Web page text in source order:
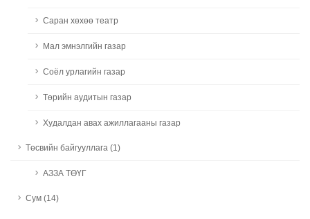
Саран хөхөө театр
Мал эмнэлгийн газар
Соёл урлагийн газар
Төрийн аудитын газар
Худалдан авах ажиллагааны газар
Төсвийн байгууллага (1)
АЗЗА ТӨҮГ
Сум (14)